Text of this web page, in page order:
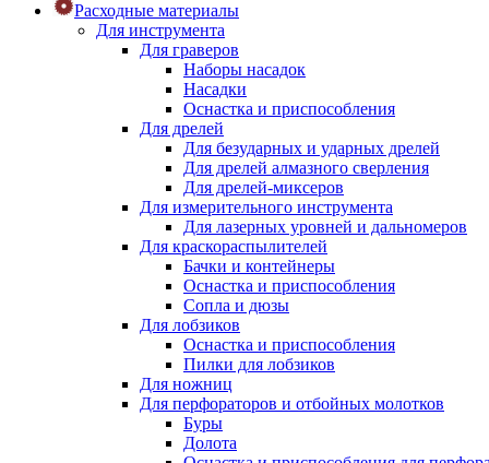
Расходные материалы
Для инструмента
Для граверов
Наборы насадок
Насадки
Оснастка и приспособления
Для дрелей
Для безударных и ударных дрелей
Для дрелей алмазного сверления
Для дрелей-миксеров
Для измерительного инструмента
Для лазерных уровней и дальномеров
Для краскораспылителей
Бачки и контейнеры
Оснастка и приспособления
Сопла и дюзы
Для лобзиков
Оснастка и приспособления
Пилки для лобзиков
Для ножниц
Для перфораторов и отбойных молотков
Буры
Долота